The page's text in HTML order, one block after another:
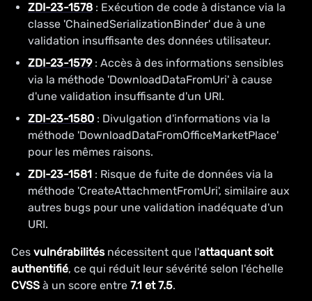
ZDI-23-1578 : Exécution de code à distance via la
classe 'ChainedSerializationBinder' due à une
validation insuffisante des données utilisateur.
ZDI-23-1579: Accès à des informations sensibles
via la méthode 'DownloadDataFromUri' à cause
d'une validation insuffisante d'un URI.
ZDI-23-1580 : Divulgation d'informations via la
méthode 'DownloadDataFromOfficeMarketPlace'
pour les mêmes raisons.
ZDI-23-1581 : Risque de fuite de données via la
méthode 'CreateAttachmentFromUri', similaire aux
autres bugs pour une validation inadéquate d'un
URI.
Ces vulnérabilitésnécessitent que l'attaquant soit
authentifié, ce qui réduit leur sévérité selon l'échelle
CVSS à un score entre 7.1 et 7.5.